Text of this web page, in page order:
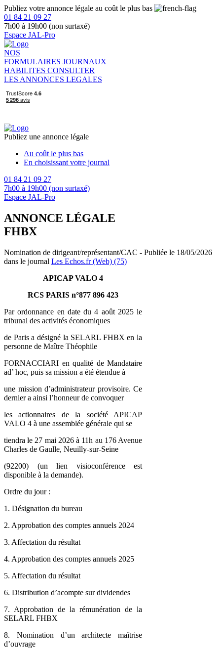
Publiez votre annonce légale au coût le plus bas
01 84 21 09 27
7h00 à 19h00 (non surtaxé)
Espace JAL-Pro
NOS
FORMULAIRES JOURNAUX
HABILITES CONSULTER
LES ANNONCES LEGALES
Publiez une annonce légale
Au coût le plus bas
En choisissant votre journal
01 84 21 09 27
7h00 à 19h00 (non surtaxé)
Espace JAL-Pro
ANNONCE LÉGALE
FHBX
Nomination de dirigeant/représentant/CAC - Publiée le 18/05/2026
dans le journal Les Echos.fr (Web) (75)
APICAP VALO 4
RCS PARIS n°877 896 423
Par ordonnance en date du 4 août 2025 le
tribunal des activités économiques
de Paris a désigné la SELARL FHBX en la
personne de Maître Théophile
FORNACCIARI en qualité de Mandataire
ad’ hoc, puis sa mission a été étendue à
une mission d’administrateur provisoire. Ce
dernier a ainsi l’honneur de convoquer
les actionnaires de la société APICAP
VALO 4 à une assemblée générale qui se
tiendra le 27 mai 2026 à 11h au 176 Avenue
Charles de Gaulle, Neuilly-sur-Seine
(92200) (un lien visioconférence est
disponible à la demande).
Ordre du jour :
1. Désignation du bureau
2. Approbation des comptes annuels 2024
3. Affectation du résultat
4. Approbation des comptes annuels 2025
5. Affectation du résultat
6. Distribution d’acompte sur dividendes
7. Approbation de la rémunération de la
SELARL FHBX
8. Nomination d’un architecte maîtrise
d’ouvrage